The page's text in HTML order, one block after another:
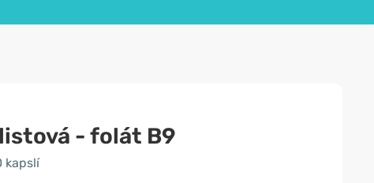
- folát B9
kapslí